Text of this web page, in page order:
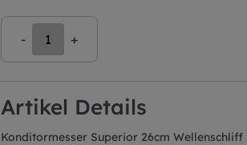
- +
Artikel Details
Konditormesser Superior 26cm Wellenschliff